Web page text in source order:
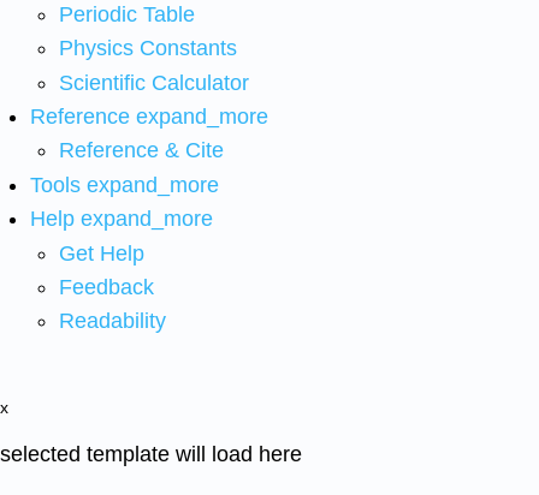
Periodic Table
Physics Constants
Scientific Calculator
Reference expand_more
Reference & Cite
Tools expand_more
Help expand_more
Get Help
Feedback
Readability
x
selected template will load here